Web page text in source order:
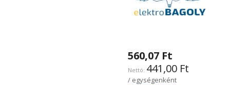
560,07 Ft
441,00 Ft
/ egységenként